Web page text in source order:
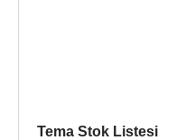
Tema Stok Listesi